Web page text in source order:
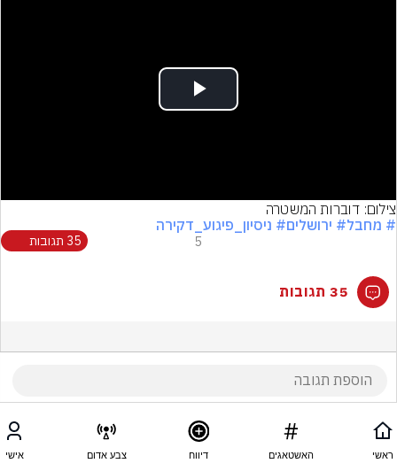
Play
צילום: דוברות המשטרה
# מחבל# ירושלים# ניסיון_פיגוע_דקירה
5 35 תגובות
35 תגובות
ראשי האשטאגים דיווח צבע אדום אישי